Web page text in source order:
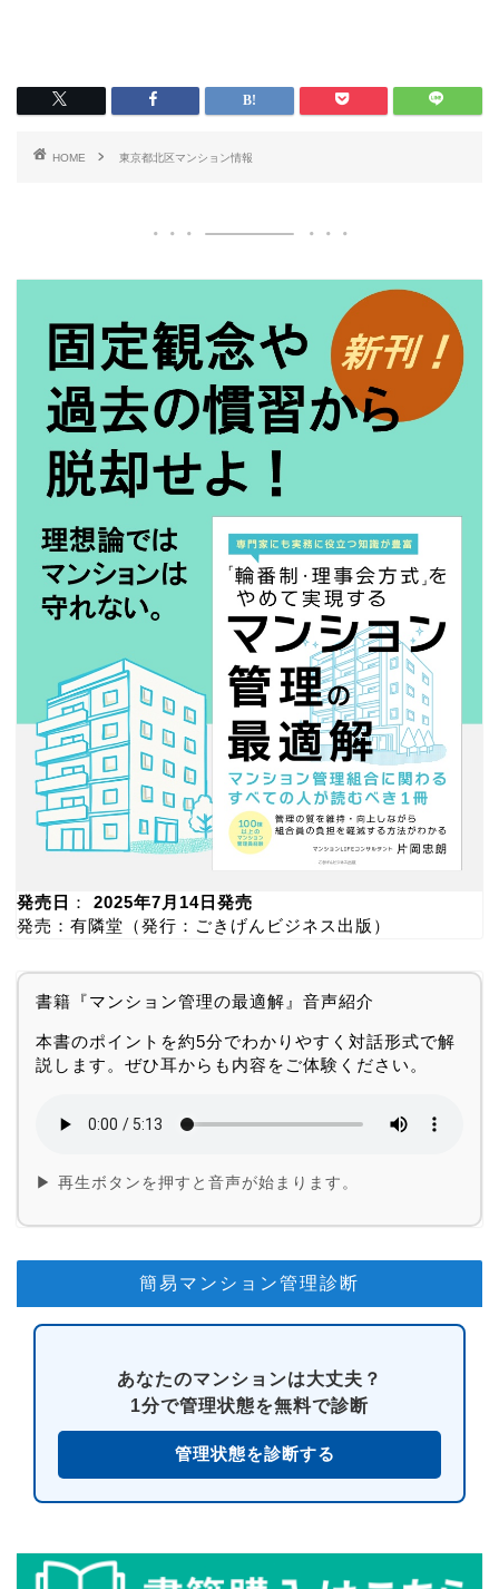
HOME 東京都北区マンション情報
発売日 ： 2025年7月14日発売
発売：有隣堂（発行：ごきげんビジネス出版）
書籍『マンション管理の最適解』音声紹介
本書のポイントを約5分でわかりやすく対話形式で解
説します。ぜひ耳からも内容をご体験ください。
▶ 再生ボタンを押すと音声が始まります。
簡易マンション管理診断
あなたのマンションは大丈夫？
1分で管理状態を無料で診断
管理状態を診断する